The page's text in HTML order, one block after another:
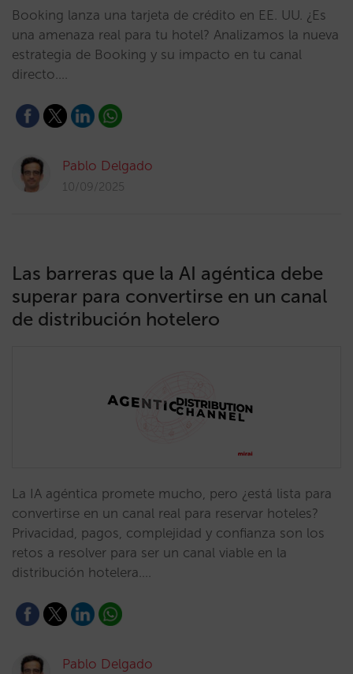
Booking lanza una tarjeta de crédito en EE. UU. ¿Es
una amenaza real para tu hotel? Analizamos la nueva
estrategia de Booking y su impacto en tu canal
directo.…
Pablo Delgado
10/09/2025
Las barreras que la AI agéntica debe
superar para convertirse en un canal
de distribución hotelero
La IA agéntica promete mucho, pero ¿está lista para
convertirse en un canal real para reservar hoteles?
Privacidad, pagos, complejidad y confianza son los
retos a resolver para ser un canal viable en la
distribución hotelera.…
Pablo Delgado